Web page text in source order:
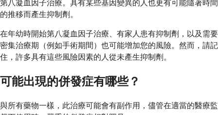
第八凝血因子治療。具有某些基因變異的人也更有可能隨著時間
的推移而產生抑制劑。
在年幼時開始第八凝血因子治療、有家人患有抑制劑，以及需要
密集治療期（例如手術期間）也可能增加您的風險。然而，請記
住，許多具有這些風險因素的人從未產生抑制劑。
可能出現的併發症有哪些？
與所有藥物一樣，此治療可能會有副作用，儘管在適當的醫療監